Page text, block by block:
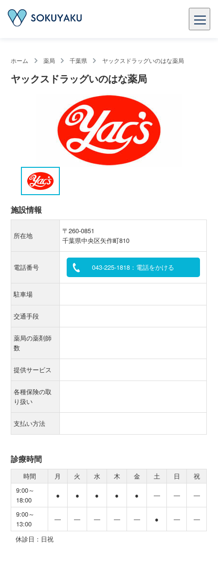
ホーム 薬局 千葉県 ヤックスドラッグいのはな薬局
ヤックスドラッグいのはな薬局
施設情報
所在地
〒260-0851
千葉県中央区矢作町810
電話番号 043-225-1818：電話をかける
駐車場
交通手段
薬局の薬剤師
数
提供サービス
各種保険の取
り扱い
支払い方法
診療時間
時間 月 火 水 木 金 土 日
祝
9:00～
18:00
● ● ● ● ● ― ― ―
9:00～
13:00
― ― ― ― ― ● ― ―
休診日：日祝